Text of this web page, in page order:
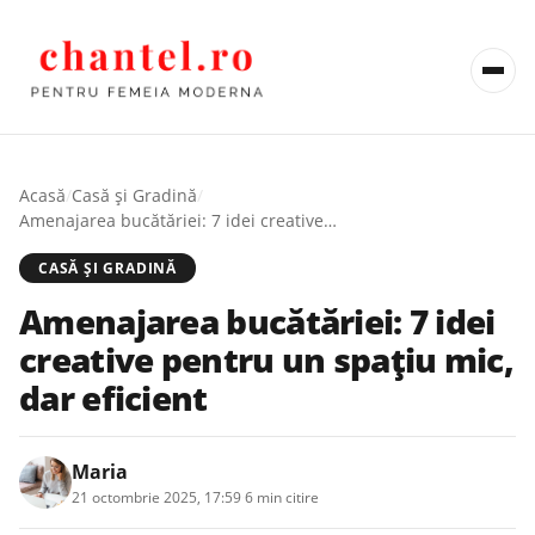
Acasă/Casă şi Gradină/
Amenajarea bucătăriei: 7 idei creative pentru un spațiu mic, dar eficient
CASĂ ŞI GRADINĂ
Amenajarea bucătăriei: 7 idei
creative pentru un spațiu mic,
dar eficient
Maria
21 octombrie 2025, 17:596 min citire